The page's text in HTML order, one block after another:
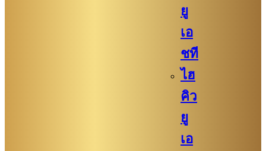
ยู
เอ
ชที
ไฮ
คิว
ยู
เอ